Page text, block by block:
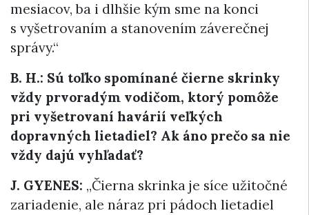
mesiacov, ba i dlhšie kým sme na konci
s vyšetrovaním a stanovením záverečnej
správy.“
B. H.: Sú toľko spomínané čierne skrinky
vždy prvoradým vodičom, ktorý pomôže
pri vyšetrovaní havárií veľkých
dopravných lietadiel? Ak áno prečo sa nie
vždy dajú vyhľadať?
J. GYENES: „Čierna skrinka je síce užitočné
zariadenie, ale náraz pri pádoch lietadiel